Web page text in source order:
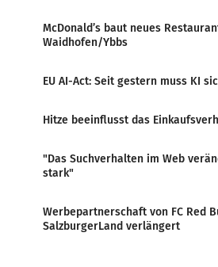
McDonald’s baut neues
Waidhofen/Ybbs
EU AI-Act: Seit gestern muss KI
Hitze beeinflusst das
"Das Suchverhalten im Web
stark"
Werbepartnerschaft von FC Red
SalzburgerLand verlängert